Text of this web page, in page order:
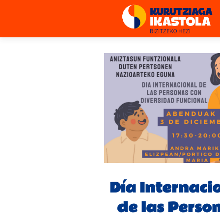
Día
de las